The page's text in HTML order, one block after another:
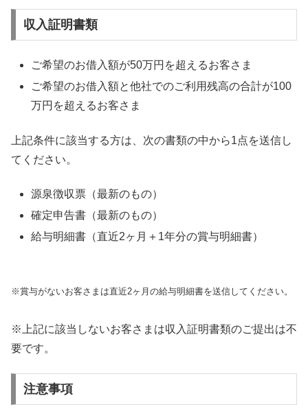
収入証明書類
ご希望のお借入額が50万円を超えるお客さま
ご希望のお借入額と他社でのご利用残高の合計が100
万円を超えるお客さま
上記条件に該当する方は、次の書類の中から1点を送信し
てください。
源泉徴収票（最新のもの）
確定申告書（最新のもの）
給与明細書（直近2ヶ月＋1年分の賞与明細書）
※賞与がないお客さまは直近2ヶ月の給与明細書を送信してください。
※上記に該当しないお客さまは収入証明書類のご提出は不
要です。
注意事項